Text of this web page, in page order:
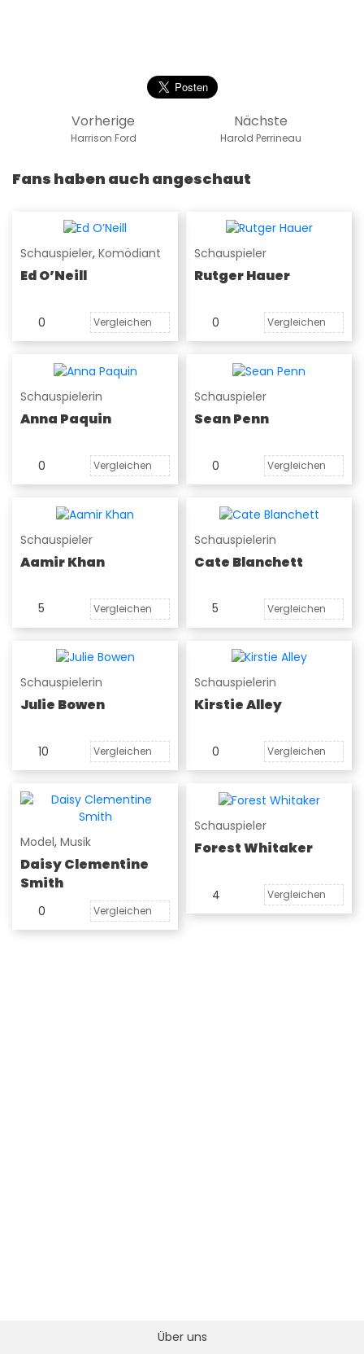
Nächste
Harold Perrineau
Vorherige
Harrison Ford
Fans haben auch angeschaut
Schauspieler, Komödiant
Ed O’Neill
0 Vergleichen
Schauspieler
Rutger Hauer
0 Vergleichen
Schauspielerin
Anna Paquin
0 Vergleichen
Schauspieler
Sean Penn
0 Vergleichen
Schauspieler
Aamir Khan
5 Vergleichen
Schauspielerin
Cate Blanchett
5 Vergleichen
Schauspielerin
Julie Bowen
10 Vergleichen
Schauspielerin
Kirstie Alley
0 Vergleichen
Model, Musik
Daisy Clementine
Smith
0 Vergleichen
Schauspieler
Forest Whitaker
4 Vergleichen
Über uns